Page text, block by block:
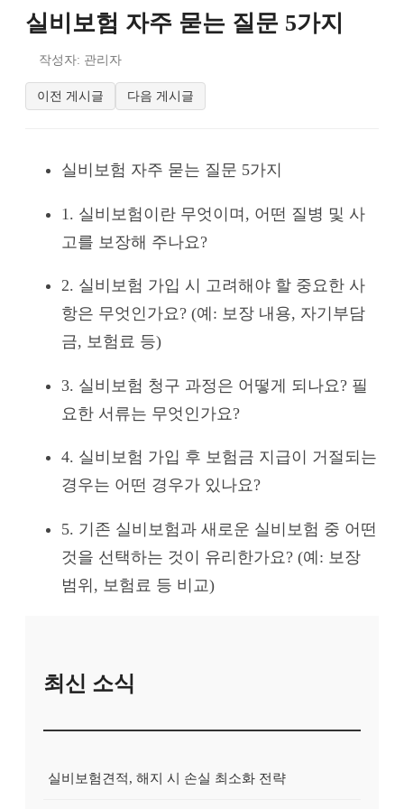
실비보험 자주 묻는 질문 5가지
작성자: 관리자
이전 게시글 다음 게시글
실비보험 자주 묻는 질문 5가지
1. 실비보험이란 무엇이며, 어떤 질병 및 사
고를 보장해 주나요?
2. 실비보험 가입 시 고려해야 할 중요한 사
항은 무엇인가요? (예: 보장 내용, 자기부담
금, 보험료 등)
3. 실비보험 청구 과정은 어떻게 되나요? 필
요한 서류는 무엇인가요?
4. 실비보험 가입 후 보험금 지급이 거절되는
경우는 어떤 경우가 있나요?
5. 기존 실비보험과 새로운 실비보험 중 어떤
것을 선택하는 것이 유리한가요? (예: 보장
범위, 보험료 등 비교)
최신 소식
실비보험견적, 해지 시 손실 최소화 전략